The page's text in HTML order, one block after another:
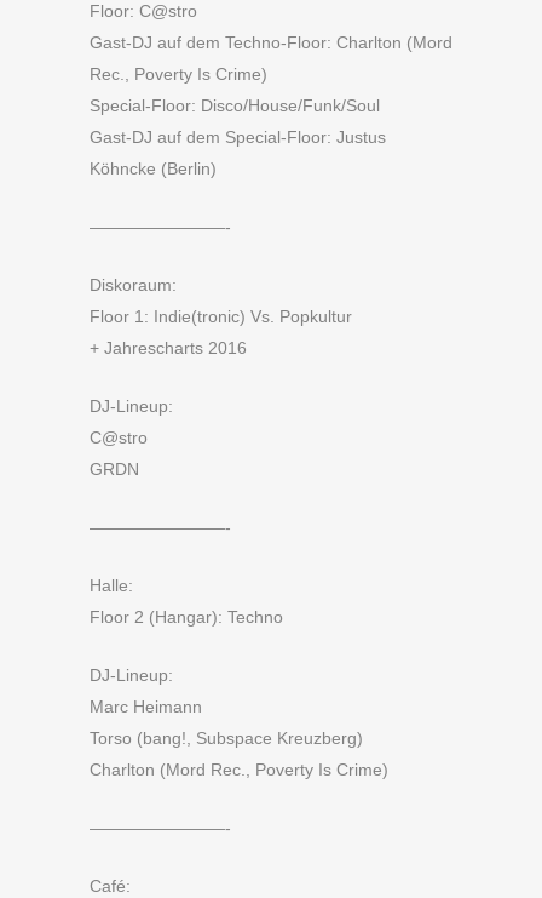
Floor: C@stro
Gast-DJ auf dem Techno-Floor: Charlton (Mord
Rec., Poverty Is Crime)
Special-Floor: Disco/House/Funk/Soul
Gast-DJ auf dem Special-Floor: Justus
Köhncke (Berlin)
————————-
Diskoraum:
Floor 1: Indie(tronic) Vs. Popkultur
+ Jahrescharts 2016
DJ-Lineup:
C@stro
GRDN
————————-
Halle:
Floor 2 (Hangar): Techno
DJ-Lineup:
Marc Heimann
Torso (bang!, Subspace Kreuzberg)
Charlton (Mord Rec., Poverty Is Crime)
————————-
Café: